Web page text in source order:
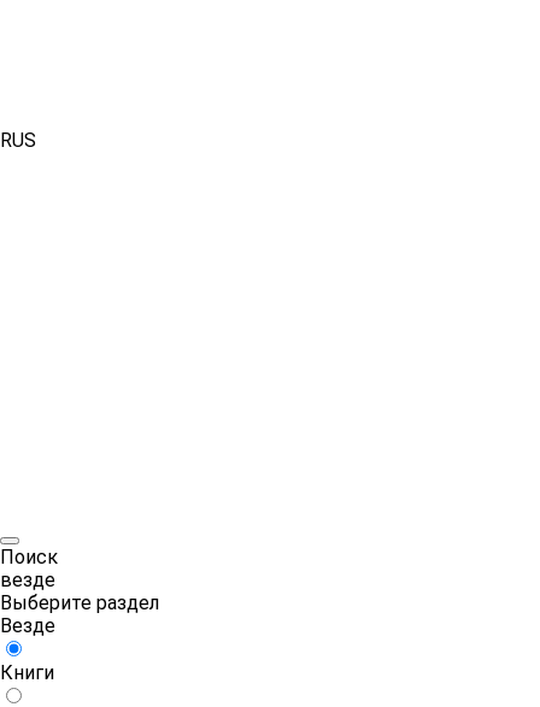
RUS
Поиск
везде
Выберите раздел
Везде
Книги